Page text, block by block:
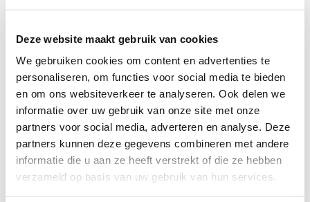
Deze website maakt gebruik van cookies
We gebruiken cookies om content en advertenties te
personaliseren, om functies voor social media te bieden
en om ons websiteverkeer te analyseren. Ook delen we
informatie over uw gebruik van onze site met onze
partners voor social media, adverteren en analyse. Deze
partners kunnen deze gegevens combineren met andere
informatie die u aan ze heeft verstrekt of die ze hebben
verzameld op basis van uw gebruik van hun services.
Profiel steungezin
Wij zoeken een steungezin:
Met oudere kinderen of zonder
thuiswonende kinderen;
Waar deze jongen 2 keer per maand een
dag in het weekend welkom is (waarbij de
uren gedurende een periode rustig
worden opgebouwd)